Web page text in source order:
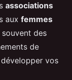
associations
aux femmes
des
de
vos